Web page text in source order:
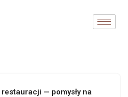
— pomysły na